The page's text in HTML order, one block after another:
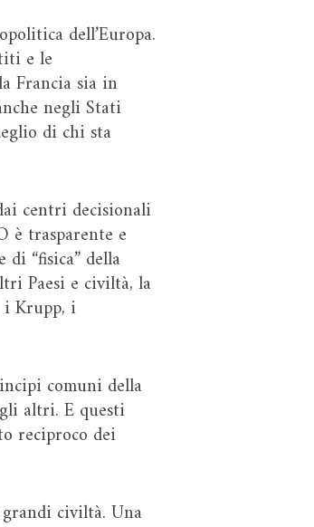
dell’Europa.
e le
Francia sia in
negli Stati
di chi sta
centri decisionali
è trasparente e
“fisica” della
Paesi e civiltà, la
i Krupp, i
comuni della
altri. E questi
reciproco dei
civiltà. Una